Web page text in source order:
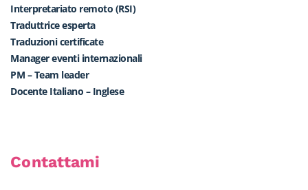
Interpretariato remoto (RSI)
Traduttrice esperta
Traduzioni certificate
Manager eventi internazionali
PM – Team leader
Docente Italiano – Inglese
Contattami